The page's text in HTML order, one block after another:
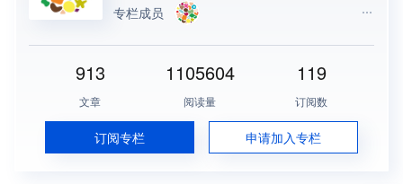
专栏成员
913
文章
1105604
阅读量
119
订阅数
订阅专栏 申请加入专栏